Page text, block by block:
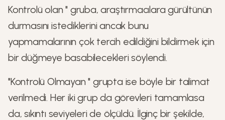
Kontrolü olan " gruba, araştırmacılara gürültünün
durmasını istediklerini ancak bunu
yapmamalarının çok tercih edildiğini bildirmek için
bir düğmeye basabilecekleri söylendi.
"Kontrolü Olmayan " grupta ise böyle bir talimat
verilmedi. Her iki grup da görevleri tamamlasa
da, sıkıntı seviyeleri de ölçüldü. İlginç bir şekilde,